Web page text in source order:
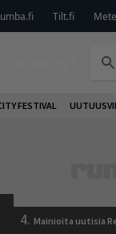
Tilt.fi
FESTIVAL
4. Mainioita uutisia